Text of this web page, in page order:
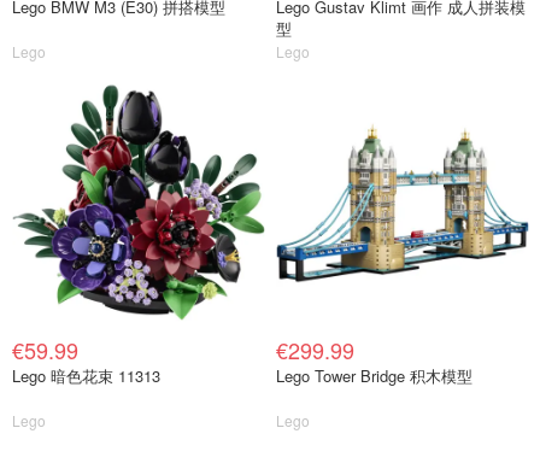
Lego BMW M3 (E30) 拼搭模型
Lego
Lego Gustav Klimt 画作 成人拼装模
型
Lego
€59.99
Lego 暗色花束 11313
Lego
€299.99
Lego Tower Bridge 积木模型
Lego